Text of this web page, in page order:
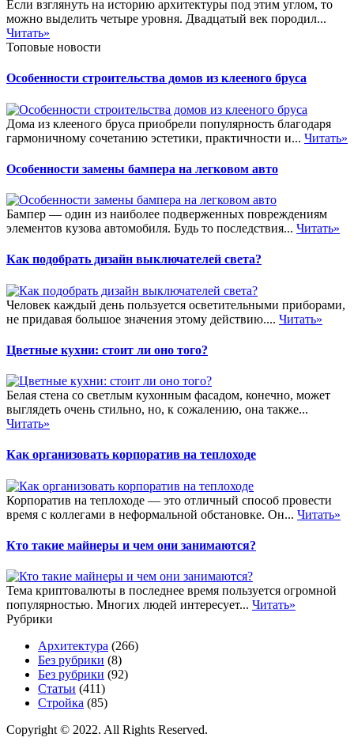
Если взглянуть на историю архитектуры под этим углом, то
можно выделить четыре уровня. Двадцатый век породил...
Читать»
Топовые новости
Особенности строительства домов из клееного бруса
Дома из клееного бруса приобрели популярность благодаря
гармоничному сочетанию эстетики, практичности и... Читать»
Особенности замены бампера на легковом авто
Бампер — один из наиболее подверженных повреждениям
элементов кузова автомобиля. Будь то последствия... Читать»
Как подобрать дизайн выключателей света?
Человек каждый день пользуется осветительными приборами,
не придавая большое значения этому действию.... Читать»
Цветные кухни: стоит ли оно того?
Белая стена со светлым кухонным фасадом, конечно, может
выглядеть очень стильно, но, к сожалению, она также...
Читать»
Как организовать корпоратив на теплоходе
Корпоратив на теплоходе — это отличный способ провести
время с коллегами в неформальной обстановке. Он... Читать»
Кто такие майнеры и чем они занимаются?
Тема криптовалюты в последнее время пользуется огромной
популярностью. Многих людей интересует... Читать»
Рубрики
Архитектура (266)
Без рубрики (8)
Без рубрики (92)
Статьи (411)
Стройка (85)
Copyright © 2022. All Rights Reserved.